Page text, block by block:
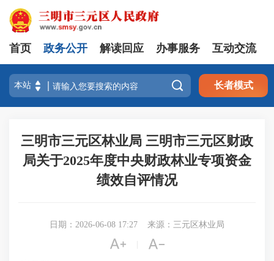
首页 政务公开 解读回应 办事服务 互动交流
 长者模式
三明市三元区林业局 三明市三元区财政
局关于2025年度中央财政林业专项资金
绩效自评情况
日期：2026-06-08 17:27 来源：三元区林业局
 